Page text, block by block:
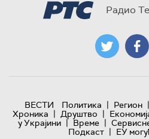
Радио
ВЕСТИ Политика | Регион |
Хроника | Друштво |
у Украјини | Време |
Подкаст | ЕУ